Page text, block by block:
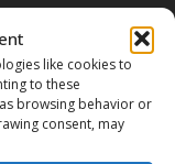
like cookies to
to these
browsing behavior or
consent, may
DEL
di Valter